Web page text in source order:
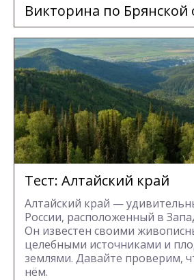
Викторина по Брянской
Тест: Алтайский край
Алтайский край —
России, расположенный в
Он известен своими
целебными источниками и
землями. Давайте проверим,
нём.